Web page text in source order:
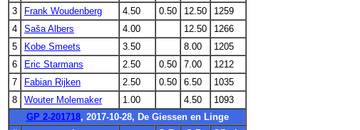
3
Frank Woudenberg 4.50 0.50 12.50
1259
4
Saša Albers 4.00 12.50
1266
5
Kobe Smeets 3.50 8.00
1205
6
Eric Starmans 2.50 0.50 7.00
1212
7
Fabian Rijken 2.50 0.50 6.50
1035
8
Wouter Molemaker 1.00 4.50
1093
GP 2-201718, 2017-10-28, De Giessen en Linge